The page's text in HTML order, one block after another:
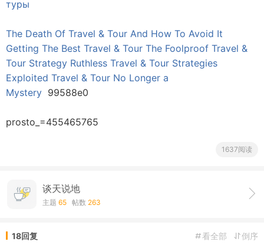
туры
The Death Of Travel & Tour And How To Avoid It
Getting The Best Travel & Tour The Foolproof Travel &
Tour Strategy Ruthless Travel & Tour Strategies
Exploited Travel & Tour No Longer a
Mystery 99588e0
prosto_=455465765
1637阅读
谈天说地
主题 65 帖数 263
18回复 倒序
看全部